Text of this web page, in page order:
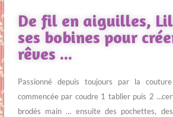
De fil en aiguilles,
ses bobines pour
rêves ...
Passionné depuis toujours par la
commencée par coudre 1 tablier puis 2
brodés main … ensuite des pochettes,